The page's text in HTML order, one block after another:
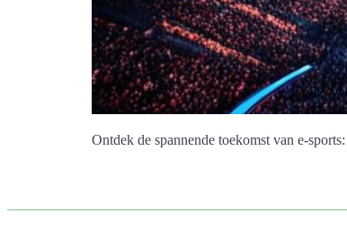
Ontdek de spannende toekomst van e-